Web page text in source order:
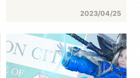
2023/04/25